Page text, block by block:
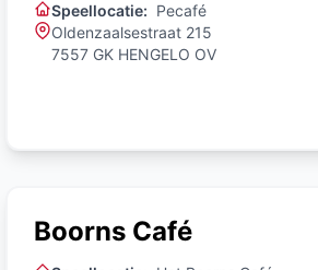
Speellocatie: Pecafé
Oldenzaalsestraat 215
7557 GK HENGELO OV
Boorns Café